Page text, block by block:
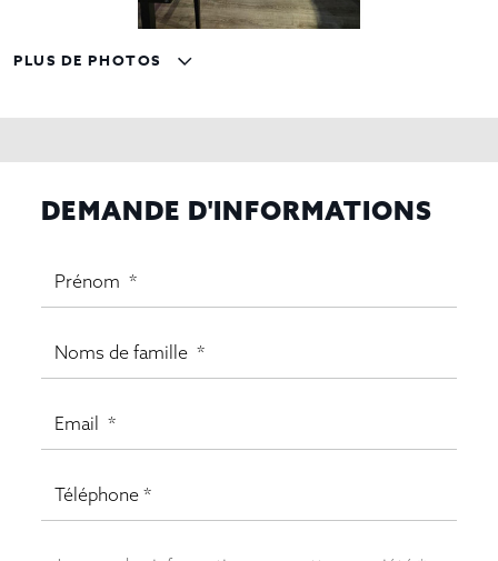
PLUS DE PHOTOS
DEMANDE D'INFORMATIONS